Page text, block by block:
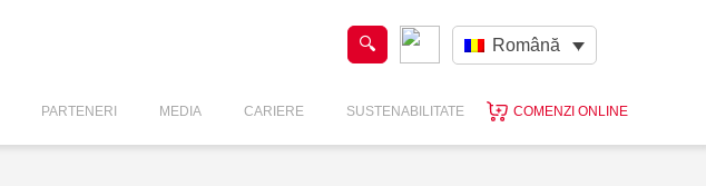
Română
PARTENERI MEDIA CARIERE SUSTENABILITATE COMENZI ONLINE